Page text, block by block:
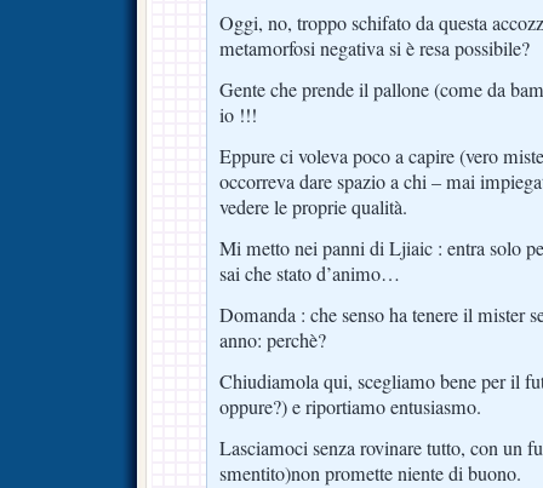
Oggi, no, troppo schifato da questa
metamorfosi negativa si è resa possibile?
Gente che prende il pallone (come da
io !!!
Eppure ci voleva poco a capire (vero
occorreva dare spazio a chi – mai
vedere le proprie qualità.
Mi metto nei panni di Ljiaic : entra solo
sai che stato d’animo…
Domanda : che senso ha tenere il mister
anno: perchè?
Chiudiamola qui, scegliamo bene per il
oppure?) e riportiamo entusiasmo.
Lasciamoci senza rovinare tutto, con un
smentito)non promette niente di buono.